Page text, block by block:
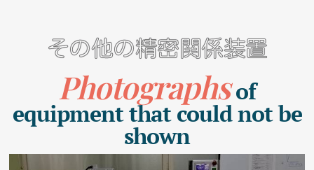
その他の精密関係装置
Photographsof
equipment that could not be
shown